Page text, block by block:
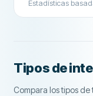
Alta tasa de
Empresa de
Estadísticas
Tipos de
Compara los tipos